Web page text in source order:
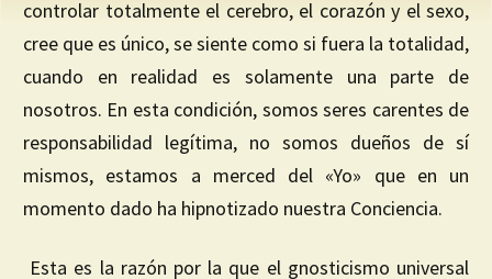
controlar totalmente el cerebro, el corazón y el sexo,
cree que es único, se siente como si fuera la totalidad,
cuando en realidad es solamente una parte de
nosotros. En esta condición, somos seres carentes de
responsabilidad legítima, no somos dueños de sí
mismos, estamos a merced del «Yo» que en un
momento dado ha hipnotizado nuestra Conciencia.
Esta es la razón por la que el gnosticismo universal